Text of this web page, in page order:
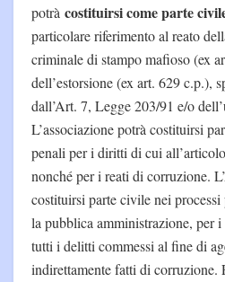
potrà costituirsi come parte
particolare riferimento al reato
criminale di stampo mafioso (ex
dell’estorsione (ex art. 629 c.p.),
dall’Art. 7, Legge 203/91 e/o
L’associazione potrà costituirsi
penali per i diritti di cui
nonché per i reati di corruzione.
costituirsi parte civile nei
la pubblica amministrazione, per
tutti i delitti commessi al fine di
indirettamente fatti di corruzione.